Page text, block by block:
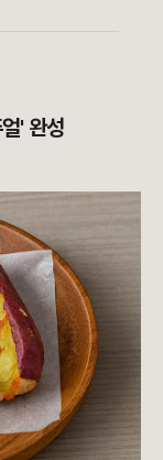
' 완성